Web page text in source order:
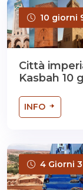
10 giorni
Città
Kasbah 10
INFO
4 Giorni